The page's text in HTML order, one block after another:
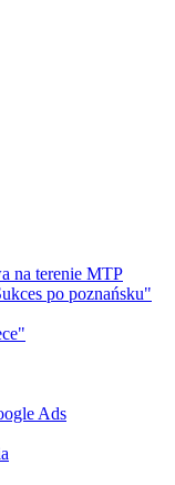
na terenie MTP
po poznańsku"
Ads